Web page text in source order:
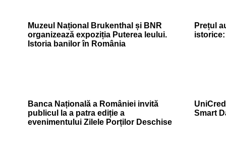
Muzeul Național Brukenthal și BNR
organizează expoziția Puterea leului.
Istoria banilor în România
Prețul
Banca Națională a României invită
publicul la a patra ediție a
evenimentului Zilele Porților Deschise
Smart